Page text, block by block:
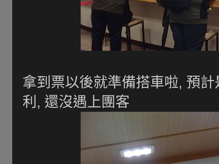
拿到票以後就準備搭車啦, 預
利, 還沒遇上團客